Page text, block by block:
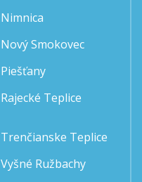
Nimnica
Nový Smokovec
Piešťany
Rajecké Teplice
Trenčianske Teplice
Vyšné Ružbachy